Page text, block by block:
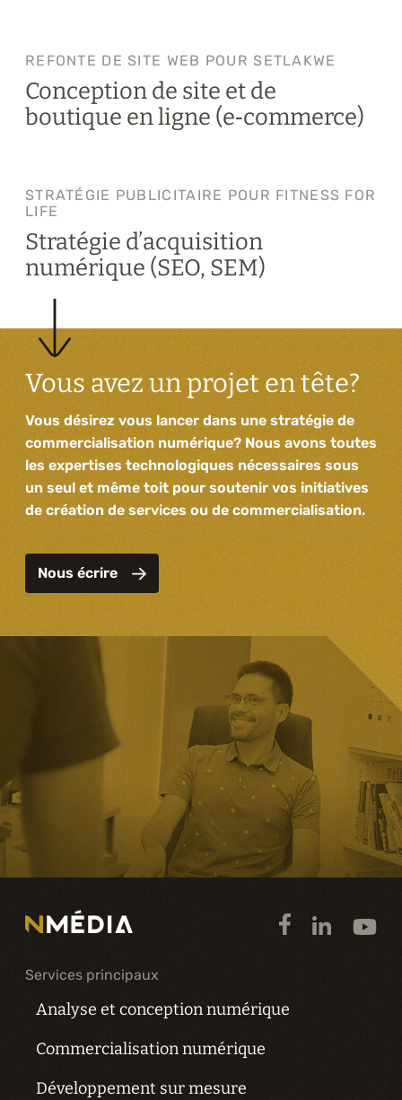
REFONTE DE SITE WEB POUR SETLAKWE
Conception de site et de
boutique en ligne (e‑commerce)
STRATÉGIE PUBLICITAIRE POUR FITNESS FOR
LIFE
Stratégie d’acquisition
numérique (SEO, SEM)
Vous avez un projet en tête?
Vous désirez vous lancer dans une stratégie de
commercialisation numérique? Nous avons toutes
les expertises technologiques nécessaires sous
un seul et même toit pour soutenir vos initiatives
de création de services ou de commercialisation.
Nous écrire
Services principaux
Analyse et conception numérique
Commercialisation numérique
Développement sur mesure